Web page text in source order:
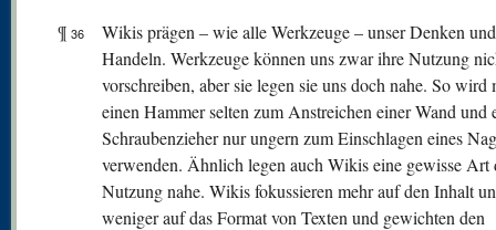
¶ 36
Wikis prägen – wie alle Werkzeuge – unser Denken und
Handeln. Werkzeuge können uns zwar ihre Nutzung
vorschreiben, aber sie legen sie uns doch nahe. So wird
einen Hammer selten zum Anstreichen einer Wand und
Schraubenzieher nur ungern zum Einschlagen eines
verwenden. Ähnlich legen auch Wikis eine gewisse Art
Nutzung nahe. Wikis fokussieren mehr auf den Inhalt
weniger auf das Format von Texten und gewichten den